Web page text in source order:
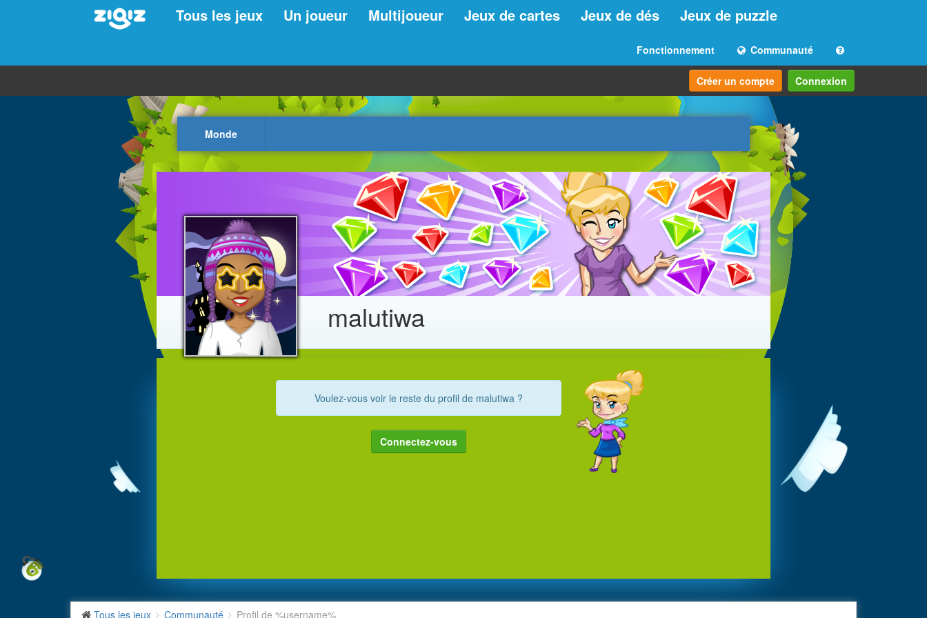
Tous les jeux Un joueur Multijoueur Jeux de cartes Jeux de dés Jeux de puzzle
Fonctionnement Communauté
Créer un compte Connexion
Monde
malutiwa
Voulez-vous voir le reste du profil de malutiwa ?
Connectez-vous
Tous les jeux Communauté Profil de %username%